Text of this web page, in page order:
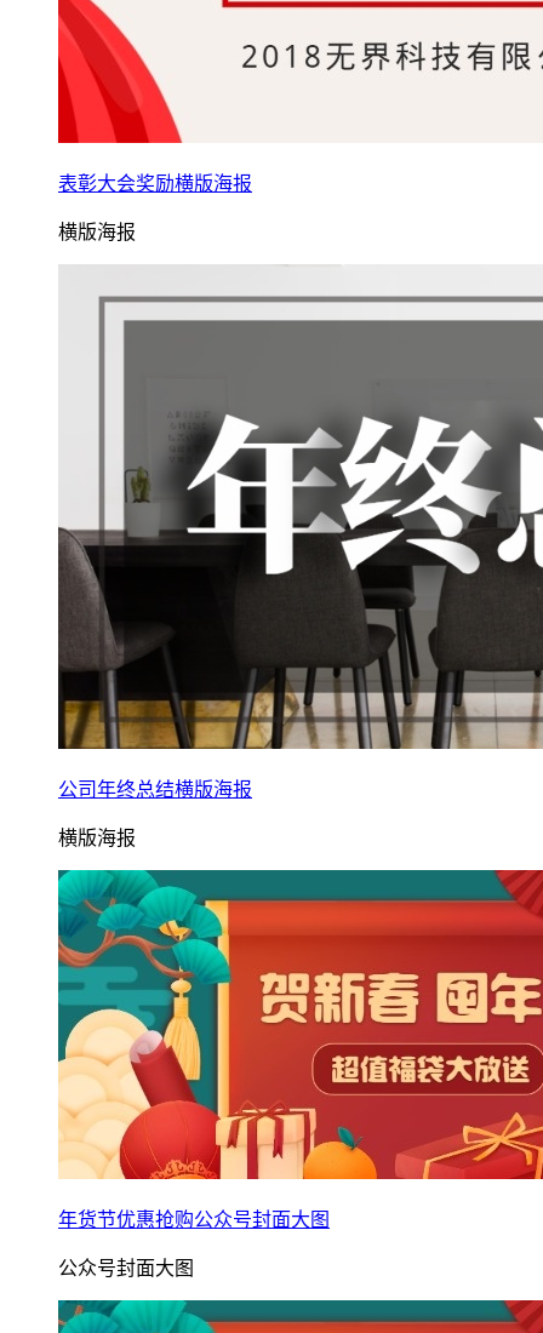
表彰大会奖励横版海报
横版海报
公司年终总结横版海报
横版海报
年货节优惠抢购公众号封面大图
公众号封面大图